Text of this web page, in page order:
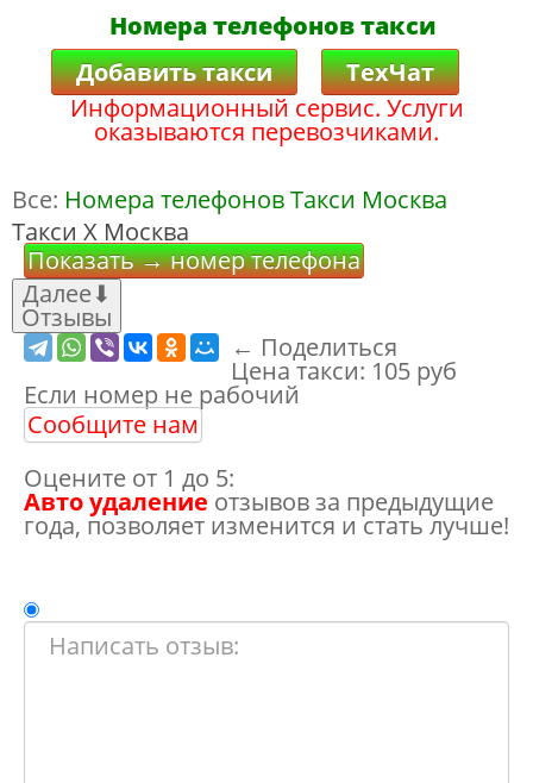
Номера телефонов такси
Добавить такси
ТехЧат
Информационный сервис. Услуги
оказываются перевозчиками.
Все: Номера телефонов Такси Москва
Такси Х Москва
Показать → номер телефона
Далее⬇
Отзывы
← Поделиться
Цена такси: 105 руб
Если номер не рабочий
Сообщите нам
Оцените от 1 до 5:
Авто удаление отзывов за предыдущие
года, позволяет изменится и стать лучше!